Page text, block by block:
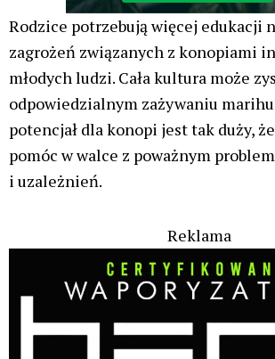
Rodzice potrzebują więcej edukacji
zagrożeń związanych z konopiami
młodych ludzi. Cała kultura może
odpowiedzialnym zażywaniu
potencjał dla konopi jest tak duży,
pomóc w walce z poważnym
i uzależnień.
Reklama